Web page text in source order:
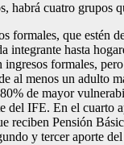
habrá cuatro grupos
formales, que estén
integrante hasta
ingresos formales,
al menos un adulto
de mayor
del IFE. En el cuarto
reciben Pensión
y tercer aporte